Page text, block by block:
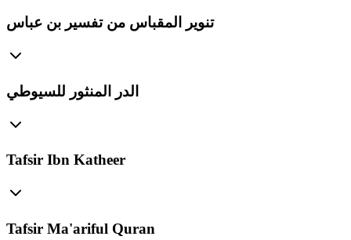
تنوير المقباس من تفسير بن عباس
الدر المنثور للسيوطي
Tafsir Ibn Katheer
Tafsir Ma'ariful Quran